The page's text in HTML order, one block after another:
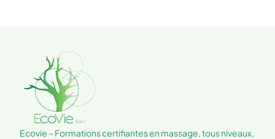
Ecovie – Formations certifiantes en massage, tous niveaux,